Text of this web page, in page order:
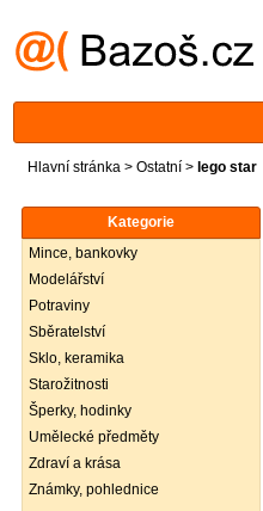
Hlavní stránka > Ostatní > lego star
Kategorie
Mince, bankovky
Modelářství
Potraviny
Sběratelství
Sklo, keramika
Starožitnosti
Šperky, hodinky
Umělecké předměty
Zdraví a krása
Známky, pohlednice